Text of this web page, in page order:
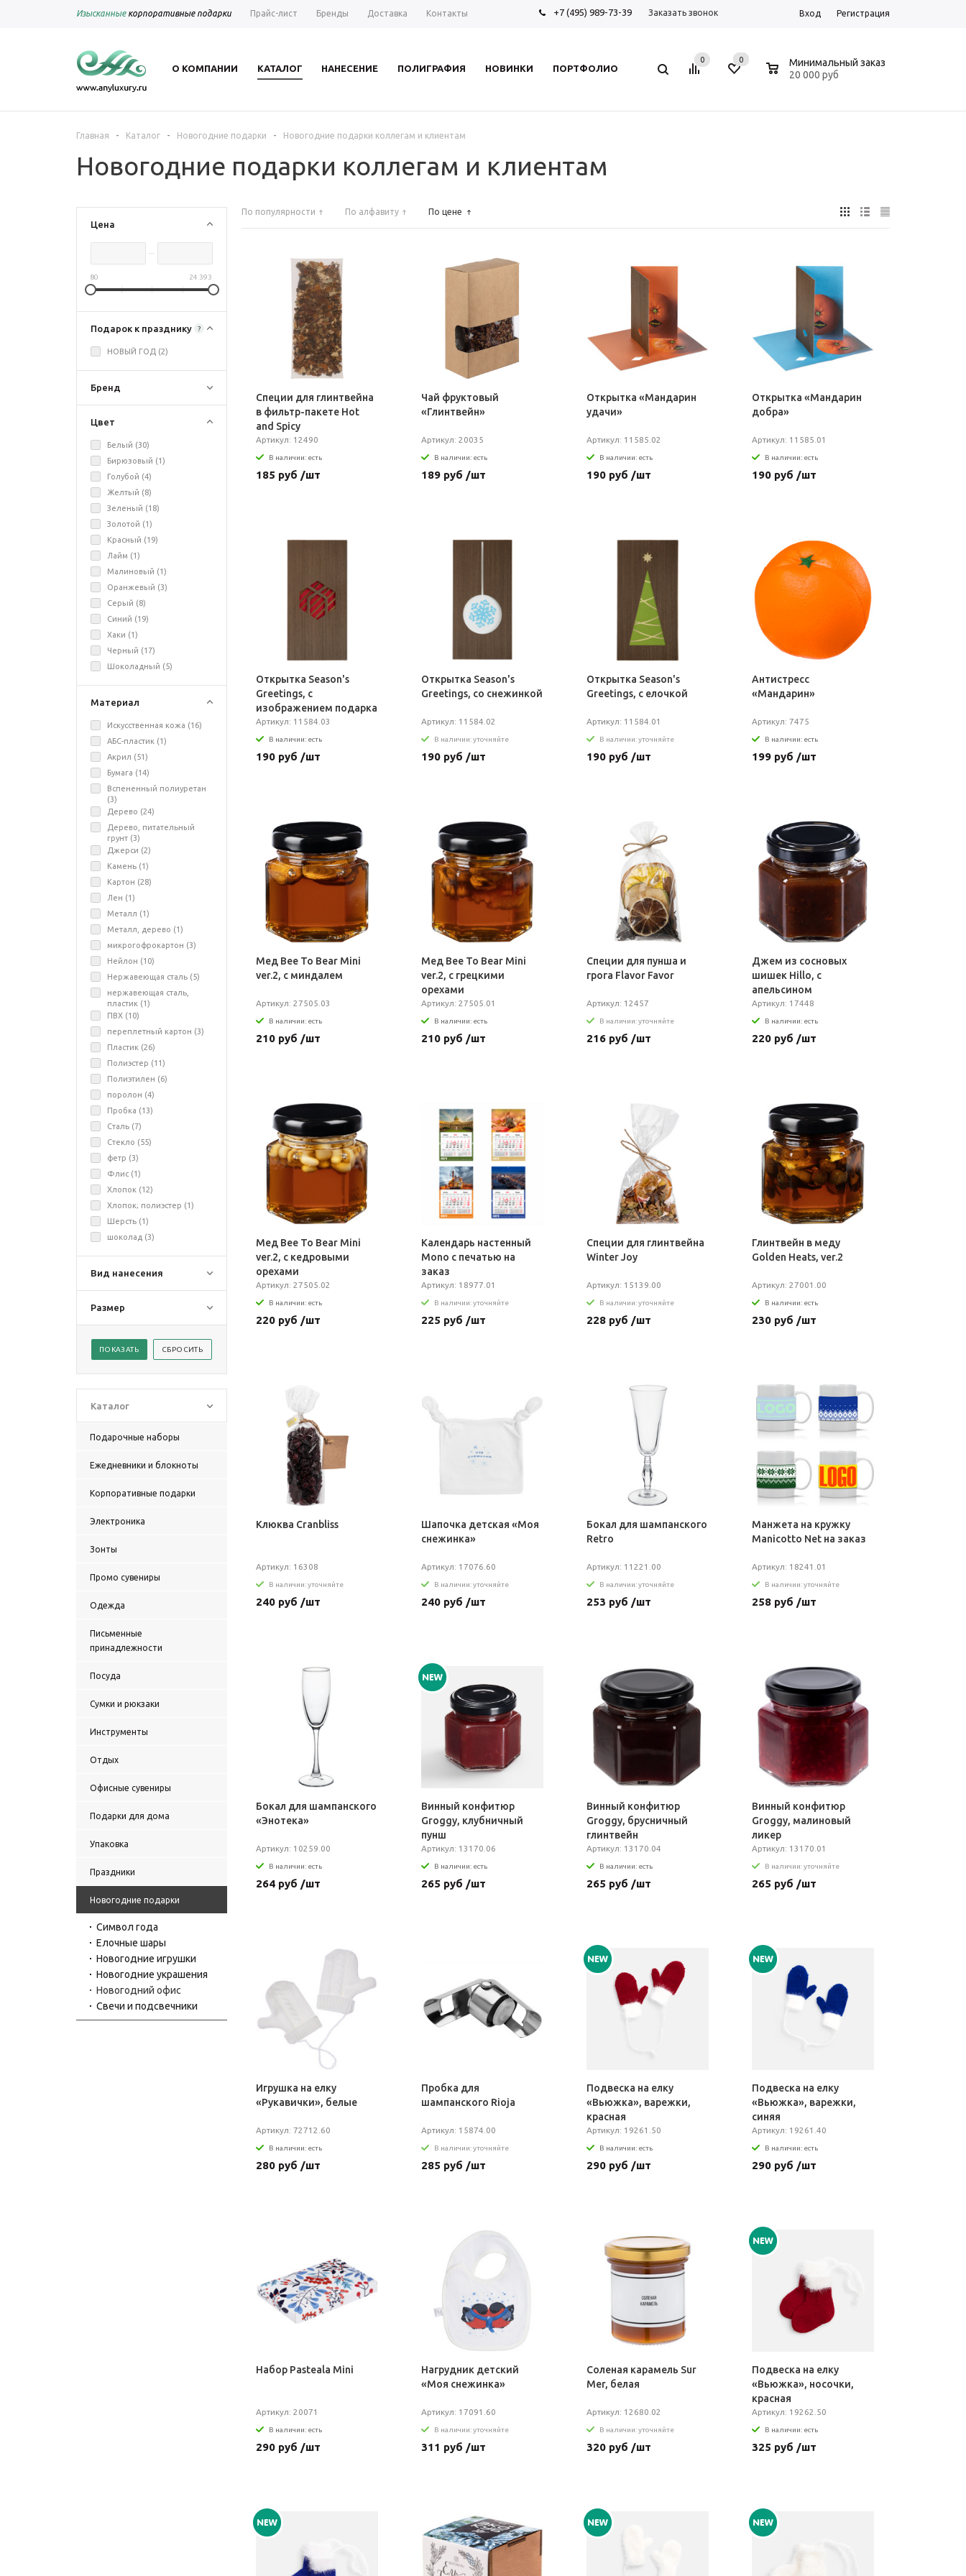
Изысканныекорпоративные подарки Прайс-лист Бренды Доставка Контакты +7 (495) 989-73-39 Заказать звонок Вход Регистрация
О КОМПАНИИ КАТАЛОГ НАНЕСЕНИЕ ПОЛИГРАФИЯ НОВИНКИ ПОРТФОЛИО
0 0
Минимальный заказ
20 000 руб
Главная - Каталог - Новогодние подарки - Новогодние подарки коллегам и клиентам
Новогодние подарки коллегам и клиентам
Цена
80 24 393
Подарок к празднику ?
НОВЫЙ ГОД (2)
Бренд
Цвет
Белый (30)
Бирюзовый (1)
Голубой (4)
Желтый (8)
Зеленый (18)
Золотой (1)
Красный (19)
Лайм (1)
Малиновый (1)
Оранжевый (3)
Серый (8)
Синий (19)
Хаки (1)
Черный (17)
Шоколадный (5)
Материал
Искусственная кожа (16)
АБС-пластик (1)
Акрил (51)
Бумага (14)
Вспененный полиуретан
(3)
Дерево (24)
Дерево, питательный
грунт (3)
Джерси (2)
Камень (1)
Картон (28)
Лен (1)
Металл (1)
Металл, дерево (1)
микрогофрокартон (3)
Нейлон (10)
Нержавеющая сталь (5)
нержавеющая сталь,
пластик (1)
ПВХ (10)
переплетный картон (3)
Пластик (26)
Полиэстер (11)
Полиэтилен (6)
поролон (4)
Пробка (13)
Сталь (7)
Стекло (55)
фетр (3)
Флис (1)
Хлопок (12)
Хлопок; полиэстер (1)
Шерсть (1)
шоколад (3)
Вид нанесения
Размер
Каталог
Подарочные наборы
Ежедневники и блокноты
Корпоративные подарки
Электроника
Зонты
Промо сувениры
Одежда
Письменные
принадлежности
Посуда
Сумки и рюкзаки
Инструменты
Отдых
Офисные сувениры
Подарки для дома
Упаковка
Праздники
Новогодние подарки
Символ года
Елочные шары
Новогодние игрушки
Новогодние украшения
Новогодний офис
Свечи и подсвечники
По популярности По алфавиту По цене
Специи для глинтвейна
в фильтр-пакете Hot
and Spicy
Артикул: 12490
В наличии: есть
185 руб /шт
Чай фруктовый
«Глинтвейн»
Артикул: 20035
В наличии: есть
189 руб /шт
Открытка «Мандарин
удачи»
Артикул: 11585.02
В наличии: есть
190 руб /шт
Открытка «Мандарин
добра»
Артикул: 11585.01
В наличии: есть
190 руб /шт
Открытка Season's
Greetings, с
изображением подарка
Артикул: 11584.03
В наличии: есть
190 руб /шт
Открытка Season's
Greetings, со снежинкой
Артикул: 11584.02
В наличии: уточняйте
190 руб /шт
Открытка Season's
Greetings, с елочкой
Артикул: 11584.01
В наличии: уточняйте
190 руб /шт
Антистресс
«Мандарин»
Артикул: 7475
В наличии: есть
199 руб /шт
Мед Bee To Bear Mini
ver.2, с миндалем
Артикул: 27505.03
В наличии: есть
210 руб /шт
Мед Bee To Bear Mini
ver.2, с грецкими
орехами
Артикул: 27505.01
В наличии: есть
210 руб /шт
Специи для пунша и
грога Flavor Favor
Артикул: 12457
В наличии: уточняйте
216 руб /шт
Джем из сосновых
шишек Hillo, с
апельсином
Артикул: 17448
В наличии: есть
220 руб /шт
Мед Bee To Bear Mini
ver.2, с кедровыми
орехами
Артикул: 27505.02
В наличии: есть
220 руб /шт
Календарь настенный
Mono с печатью на
заказ
Артикул: 18977.01
В наличии: уточняйте
225 руб /шт
Специи для глинтвейна
Winter Joy
Артикул: 15139.00
В наличии: уточняйте
228 руб /шт
Глинтвейн в меду
Golden Heats, ver.2
Артикул: 27001.00
В наличии: есть
230 руб /шт
Клюква Cranbliss
Артикул: 16308
В наличии: уточняйте
240 руб /шт
Шапочка детская «Моя
снежинка»
Артикул: 17076.60
В наличии: уточняйте
240 руб /шт
Бокал для шампанского
Retro
Артикул: 11221.00
В наличии: уточняйте
253 руб /шт
Манжета на кружку
Manicotto Net на заказ
Артикул: 18241.01
В наличии: уточняйте
258 руб /шт
Бокал для шампанского
«Энотека»
Артикул: 10259.00
В наличии: есть
264 руб /шт
Винный конфитюр
Groggy, клубничный
пунш
Артикул: 13170.06
В наличии: есть
265 руб /шт
Винный конфитюр
Groggy, брусничный
глинтвейн
Артикул: 13170.04
В наличии: есть
265 руб /шт
Винный конфитюр
Groggy, малиновый
ликер
Артикул: 13170.01
В наличии: уточняйте
265 руб /шт
Игрушка на елку
«Рукавички», белые
Артикул: 72712.60
В наличии: есть
280 руб /шт
Пробка для
шампанского Rioja
Артикул: 15874.00
В наличии: уточняйте
285 руб /шт
Подвеска на елку
«Вьюжка», варежки,
красная
Артикул: 19261.50
В наличии: есть
290 руб /шт
Подвеска на елку
«Вьюжка», варежки,
синяя
Артикул: 19261.40
В наличии: есть
290 руб /шт
Набор Pasteala Mini
Артикул: 20071
В наличии: есть
290 руб /шт
Нагрудник детский
«Моя снежинка»
Артикул: 17091.60
В наличии: уточняйте
311 руб /шт
Соленая карамель Sur
Mer, белая
Артикул: 12680.02
В наличии: уточняйте
320 руб /шт
Подвеска на елку
«Вьюжка», носочки,
красная
Артикул: 19262.50
В наличии: есть
325 руб /шт